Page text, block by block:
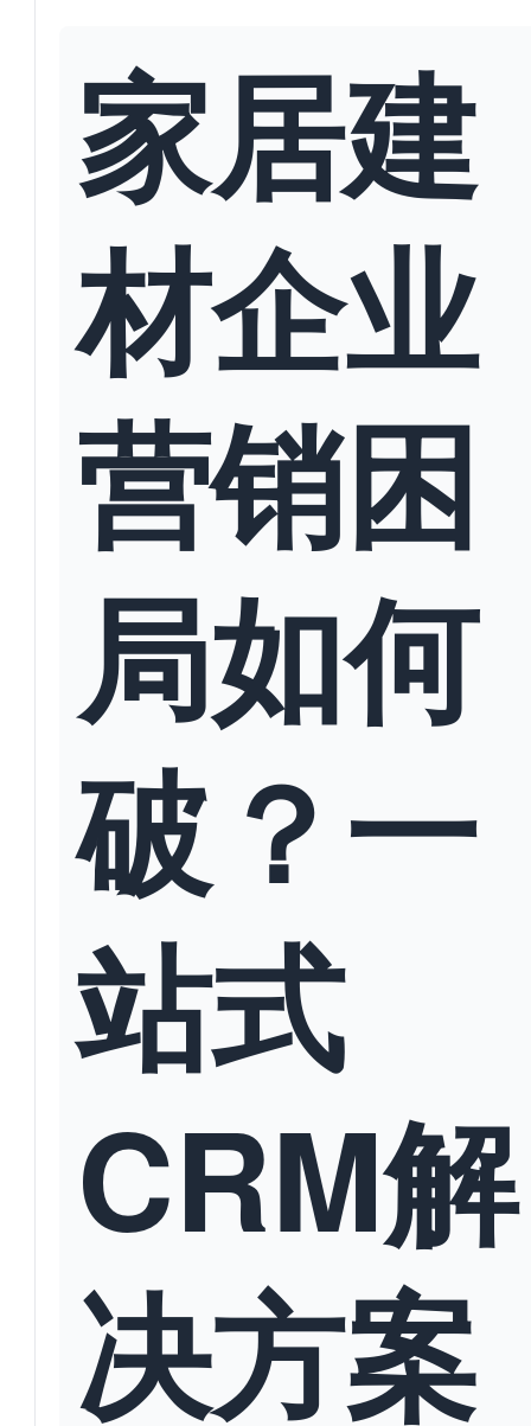
家居建
材企业
营销困
局如何
破？一
站式
CRM解
决方案